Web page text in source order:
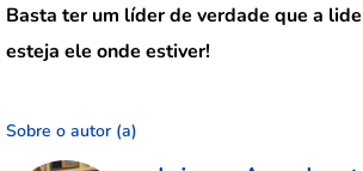
Basta ter um líder de verdade que a
esteja ele onde estiver!
Sobre o autor (a)